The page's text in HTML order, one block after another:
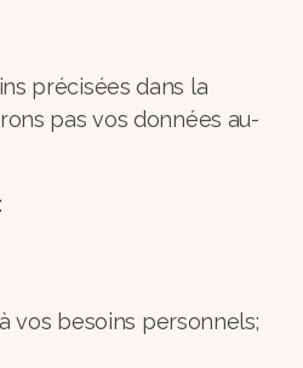
précisées dans la
pas vos données au-
vos besoins personnels;